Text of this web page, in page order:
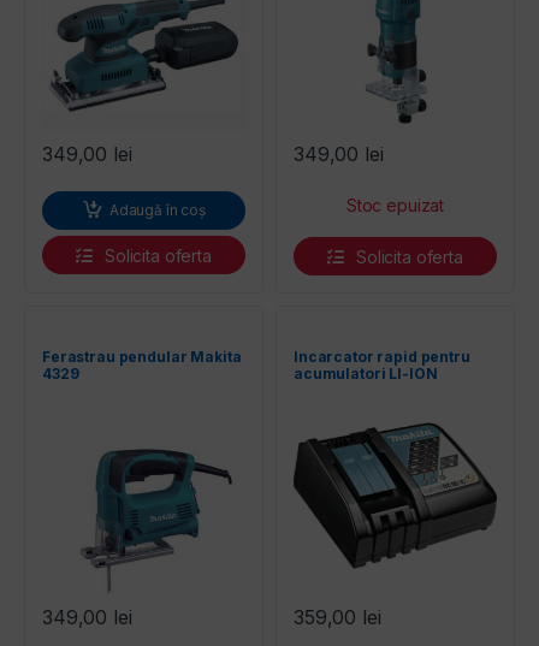
349,00 lei
Adaugă în coș
Solicita oferta
349,00 lei
Solicita oferta
Ferastrau pendular Makita
4329
349,00 lei
Incarcator rapid pentru
acumulatori LI-ION
359,00 lei